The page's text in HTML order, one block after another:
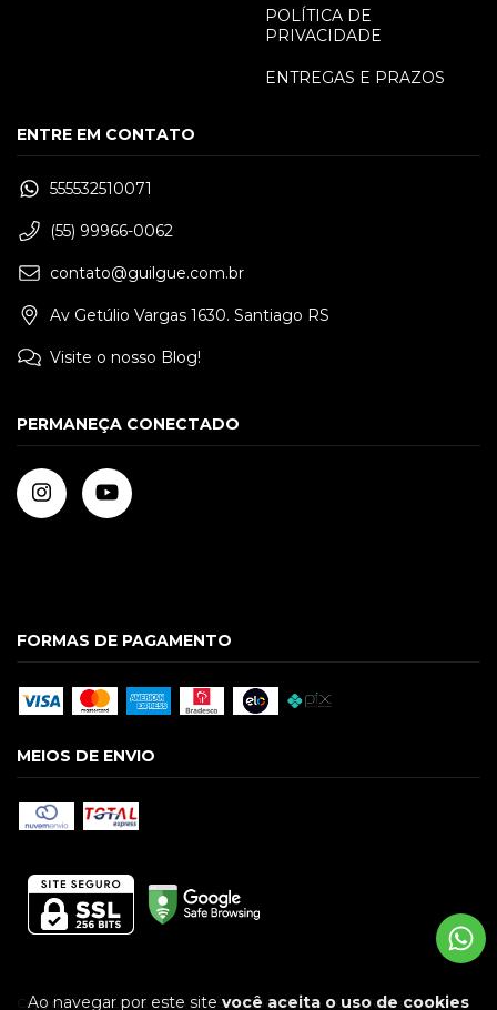
Ao navegar por este sitevocê aceita o uso de cookies
POLÍTICA DE
PRIVACIDADE
ENTREGAS E PRAZOS
ENTRE EM CONTATO
555532510071
(55) 99966-0062
contato@guilgue.com.br
Av Getúlio Vargas 1630. Santiago RS
Visite o nosso Blog!
PERMANEÇA CONECTADO
FORMAS DE PAGAMENTO
MEIOS DE ENVIO
Copyright GUILGUE LTDA - 09586928000174 - 2026. Todos os direitos